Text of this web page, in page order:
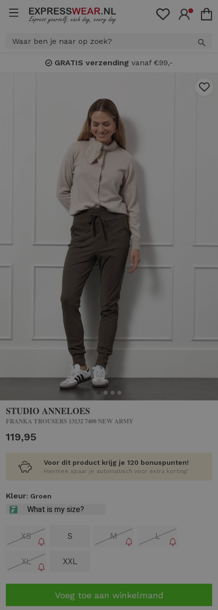
GRATIS verzendingvanaf €99,-
STUDIO ANNELOES
FRANKA TROUSERS 13132 7400 NEW ARMY
119,95
Voor dit product krijg je 120 bonuspunten!
Hiermee spaar je automatisch voor extra korting!
Kleur: Groen
XS S M L
XL XXL
Voeg toe aan winkelmand